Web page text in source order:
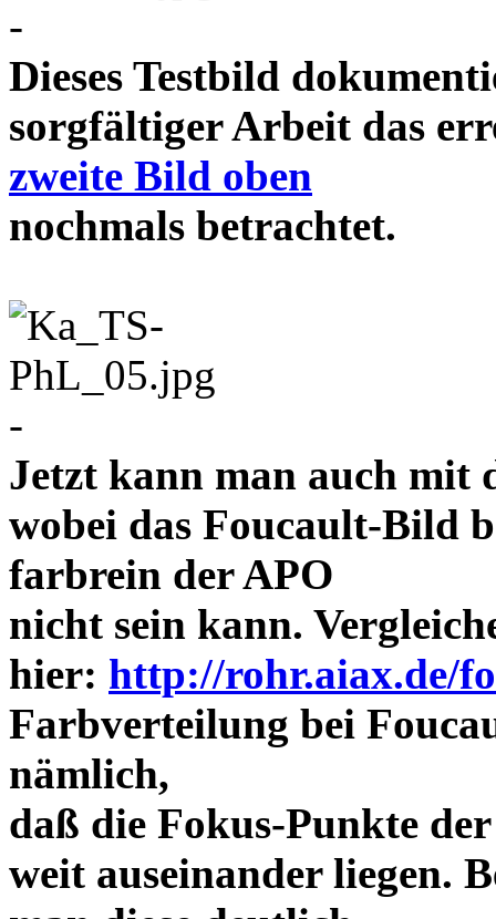
-
Dieses Testbild
sorgfältiger Arbeit das
zweite Bild oben
nochmals
-
Jetzt kann man auch mit
wobei das Foucault-Bild
farbrein der APO
nicht sein kann.
hier: http://rohr.aiax.de/
Farbverteilung bei
nämlich,
daß die Fokus-Punkte
weit auseinander liegen.